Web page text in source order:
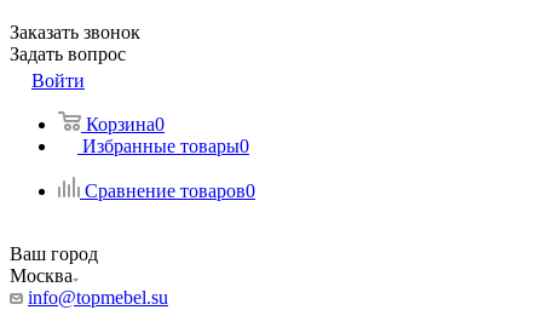
Заказать звонок
Задать вопрос
Войти
Корзина0
Избранные товары0
Сравнение товаров0
Ваш город
Москва
info@topmebel.su